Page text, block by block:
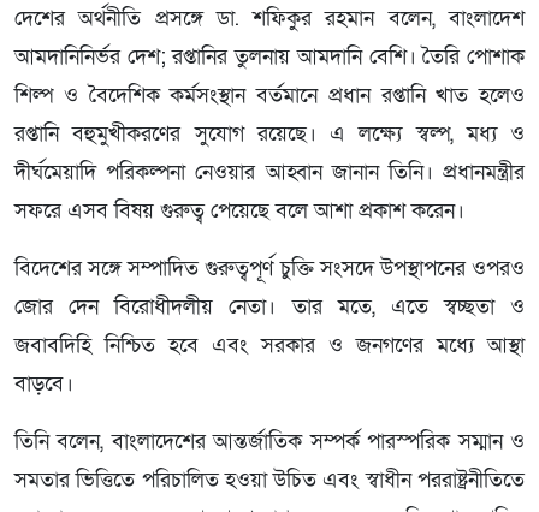
দেশের অর্থনীতি প্রসঙ্গে ডা. শফিকুর রহমান বলেন, বাংলাদেশ
আমদানিনির্ভর দেশ; রপ্তানির তুলনায় আমদানি বেশি। তৈরি পোশাক
শিল্প ও বৈদেশিক কর্মসংস্থান বর্তমানে প্রধান রপ্তানি খাত হলেও
রপ্তানি বহুমুখীকরণের সুযোগ রয়েছে। এ লক্ষ্যে স্বল্প, মধ্য ও
দীর্ঘমেয়াদি পরিকল্পনা নেওয়ার আহ্বান জানান তিনি। প্রধানমন্ত্রীর
সফরে এসব বিষয় গুরুত্ব পেয়েছে বলে আশা প্রকাশ করেন।
বিদেশের সঙ্গে সম্পাদিত গুরুত্বপূর্ণ চুক্তি সংসদে উপস্থাপনের ওপরও
জোর দেন বিরোধীদলীয় নেতা। তার মতে, এতে স্বচ্ছতা ও
জবাবদিহি নিশ্চিত হবে এবং সরকার ও জনগণের মধ্যে আস্থা
বাড়বে।
তিনি বলেন, বাংলাদেশের আন্তর্জাতিক সম্পর্ক পারস্পরিক সম্মান ও
সমতার ভিত্তিতে পরিচালিত হওয়া উচিত এবং স্বাধীন পররাষ্ট্রনীতিতে